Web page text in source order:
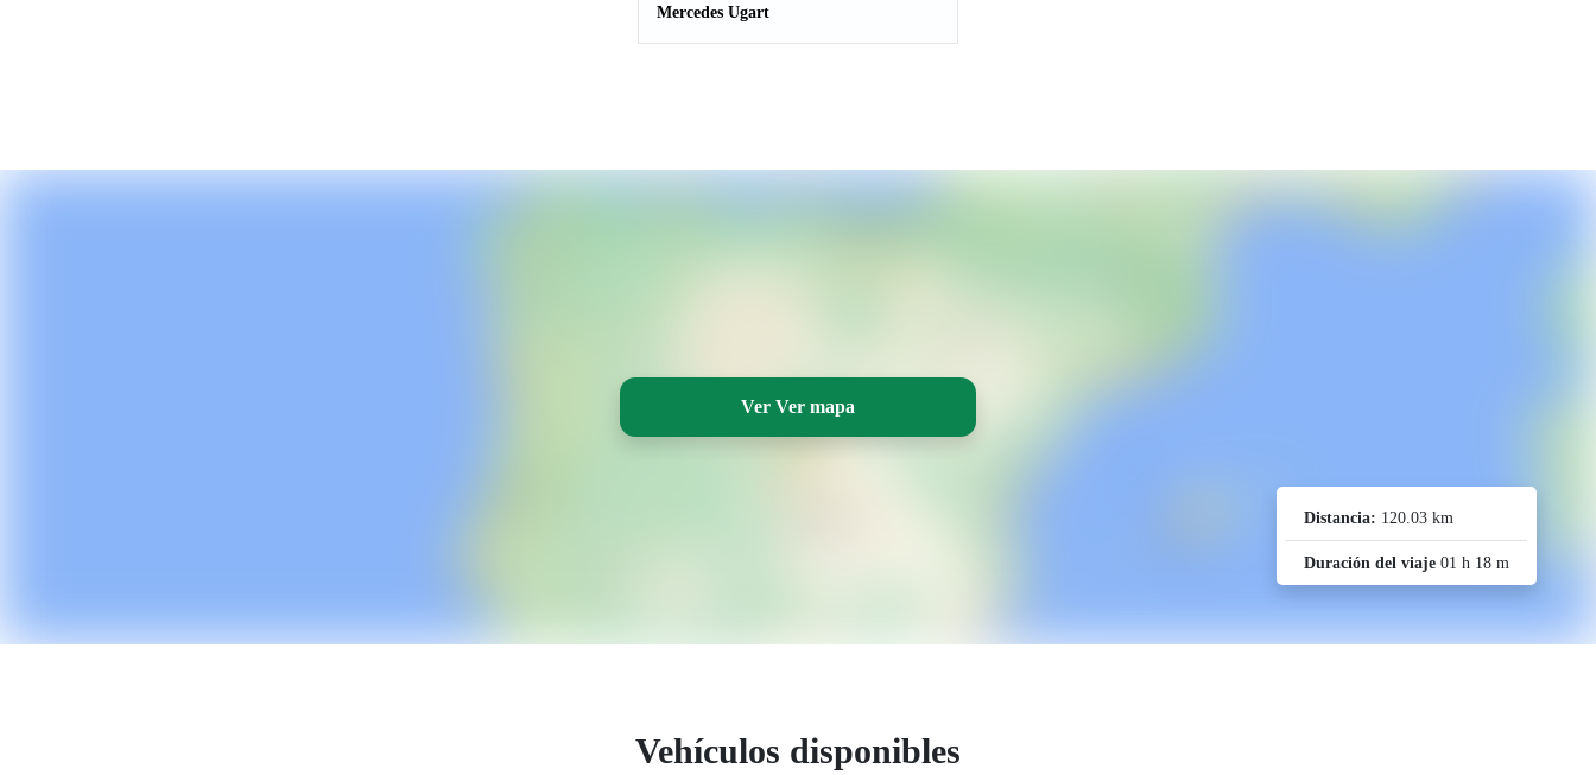
Mercedes Ugart
Ver Ver mapa
Distancia: 120.03 km
Duración del viaje 01 h 18 m
Vehículos disponibles